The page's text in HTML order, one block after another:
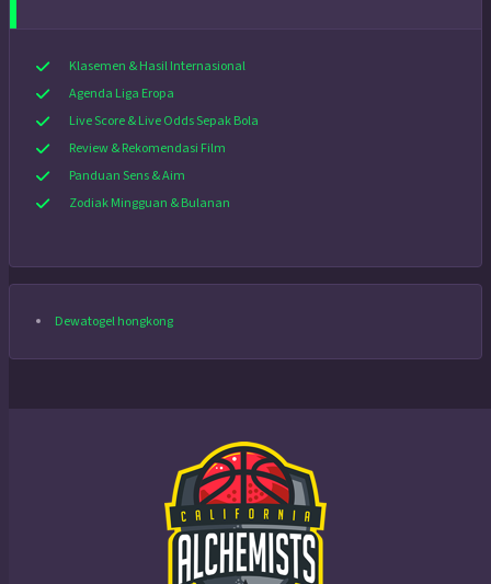
Klasemen & Hasil Internasional
Agenda Liga Eropa
Live Score & Live Odds Sepak Bola
Review & Rekomendasi Film
Panduan Sens & Aim
Zodiak Mingguan & Bulanan
Dewatogel hongkong